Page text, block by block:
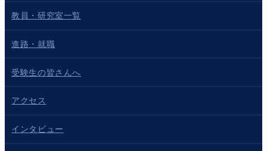
教員・研究室一覧
進路・就職
受験生の皆さんへ
アクセス
インタビュー